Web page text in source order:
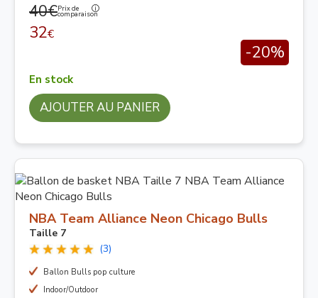
40€Prix de
comparaison
32€
-20%
En stock
AJOUTER AU PANIER
NBA Team Alliance Neon Chicago Bulls
Taille 7
(3)
Ballon Bulls pop culture
Indoor/Outdoor